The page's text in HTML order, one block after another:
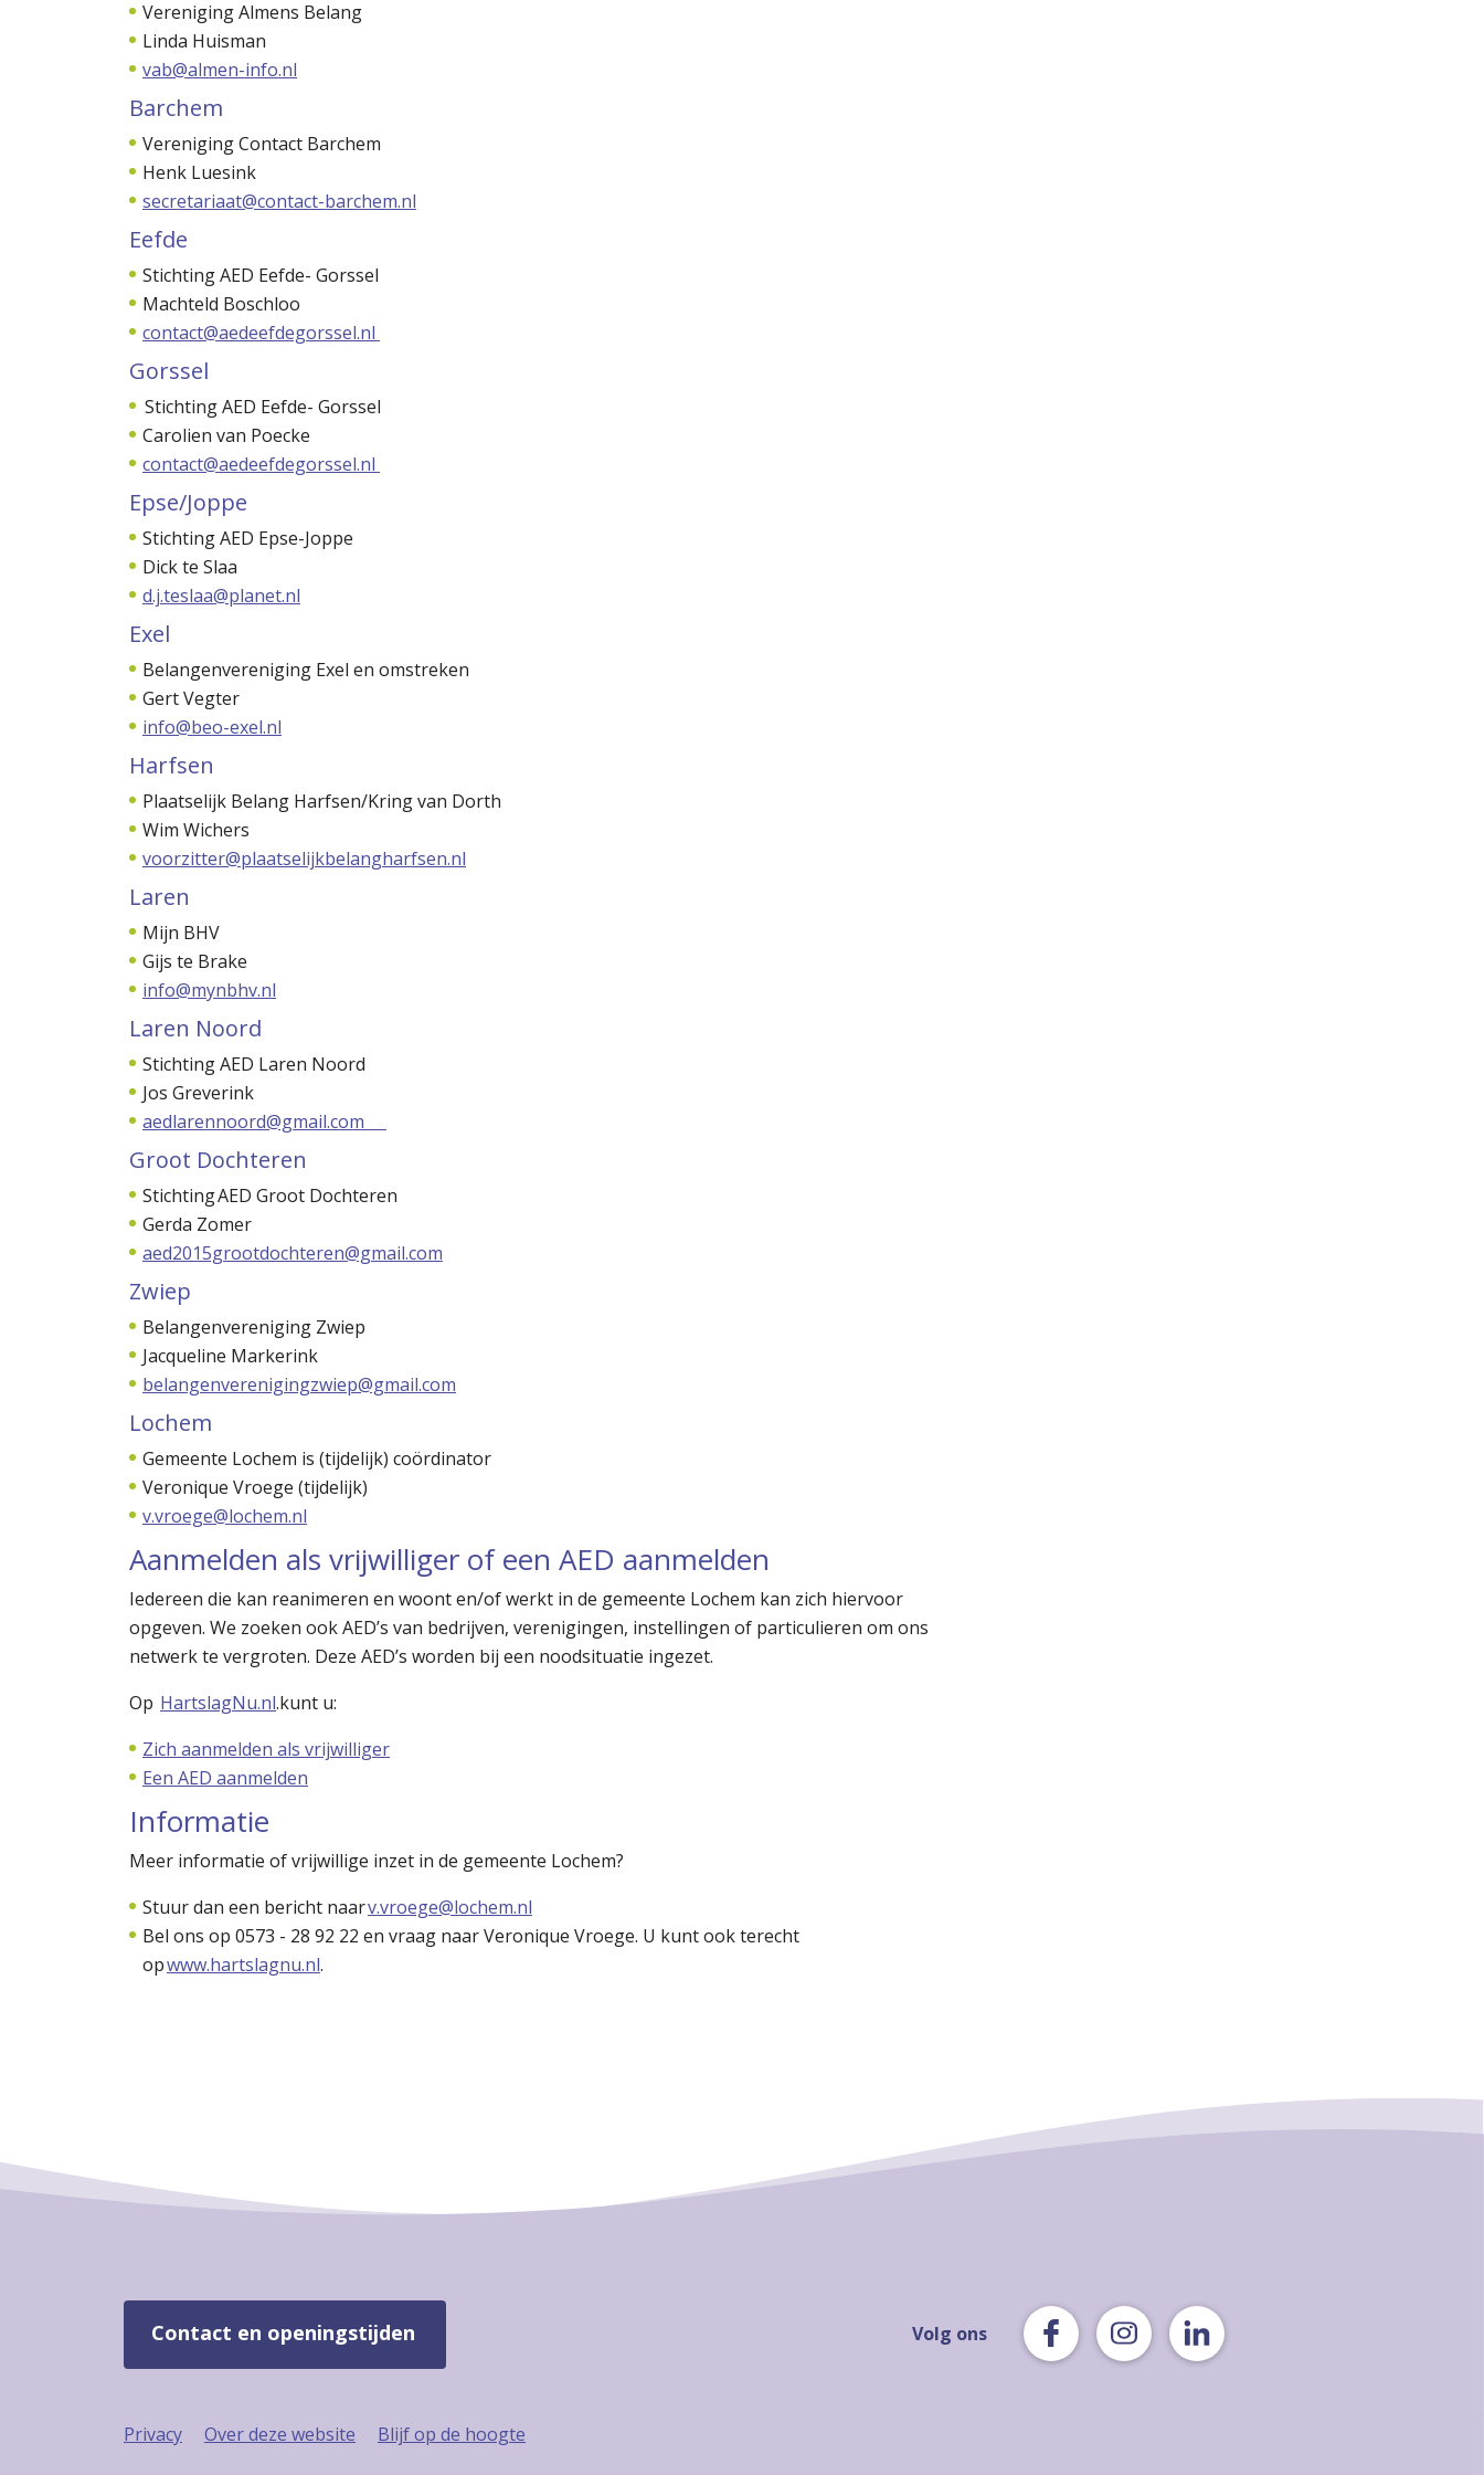
Vereniging Almens Belang
Linda Huisman
vab@almen-info.nl
Barchem
Vereniging Contact Barchem
Henk Luesink
secretariaat@contact-barchem.nl
Eefde
Stichting AED Eefde- Gorssel
Machteld Boschloo
contact@aedeefdegorssel.nl
Gorssel
Stichting AED Eefde- Gorssel
Carolien van Poecke
contact@aedeefdegorssel.nl
Epse/Joppe
Stichting AED Epse-Joppe
Dick te Slaa
d.j.teslaa@planet.nl
Exel
Belangenvereniging Exel en omstreken
Gert Vegter
info@beo-exel.nl
Harfsen
Plaatselijk Belang Harfsen/Kring van Dorth
Wim Wichers
voorzitter@plaatselijkbelangharfsen.nl
Laren
Mijn BHV
Gijs te Brake
info@mynbhv.nl
Laren Noord
Stichting AED Laren Noord
Jos Greverink
aedlarennoord@gmail.com
Groot Dochteren
Stichting AED Groot Dochteren
Gerda Zomer
aed2015grootdochteren@gmail.com
Zwiep
Belangenvereniging Zwiep
Jacqueline Markerink
belangenverenigingzwiep@gmail.com
Lochem
Gemeente Lochem is (tijdelijk) coördinator
Veronique Vroege (tijdelijk)
v.vroege@lochem.nl
Aanmelden als vrijwilliger of een AED aanmelden
Iedereen die kan reanimeren en woont en/of werkt in de gemeente Lochem kan zich hiervoor
opgeven. We zoeken ook AED’s van bedrijven, verenigingen, instellingen of particulieren om ons
netwerk te vergroten. Deze AED’s worden bij een noodsituatie ingezet.
Op HartslagNu.nl.kunt u:
Zich aanmelden als vrijwilliger
Een AED aanmelden
Informatie
Meer informatie of vrijwillige inzet in de gemeente Lochem?
Stuur dan een bericht naarv.vroege@lochem.nl
Bel ons op 0573 - 28 92 22 en vraag naar Veronique Vroege. U kunt ook terecht
opwww.hartslagnu.nl.
Contact en openingstijden
Privacy Over deze website Blijf op de hoogte
Volg ons